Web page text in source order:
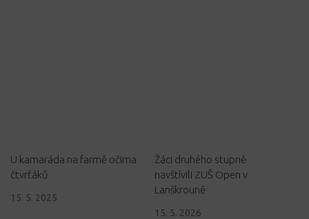
U kamaráda na farmě očima
čtvrťáků
15. 5. 2025
Žáci druhého stupně
navštívili ZUŠ Open v
Lanškrouně
15. 5. 2026